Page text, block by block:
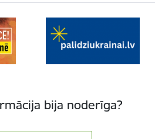
bija noderīga?